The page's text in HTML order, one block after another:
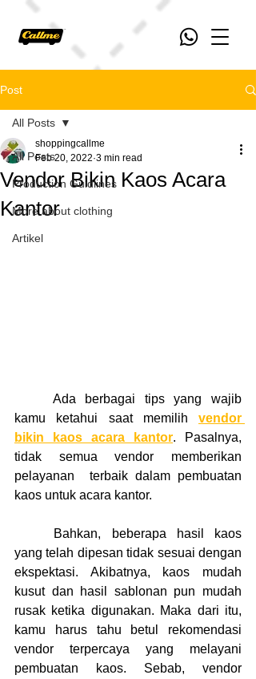
Post
All Posts
Production Guidlines
More about clothing
Artikel
All Posts
Vendor Bikin Kaos Acara
Kantor
shoppingcallme
Feb 20, 2022 3 min read
kamu ketahui saat memilih vendor
bikin kaos acara kantor. Pasalnya,
tidak semua vendor memberikan
pelayanan  terbaik dalam pembuatan
kaos untuk acara kantor.
yang telah dipesan tidak sesuai dengan
ekspektasi. Akibatnya, kaos mudah
kusut dan hasil sablonan pun mudah
rusak ketika digunakan. Maka dari itu,
kamu harus tahu betul rekomendasi
vendor terpercaya yang melayani
pembuatan kaos. Sebab, vendor